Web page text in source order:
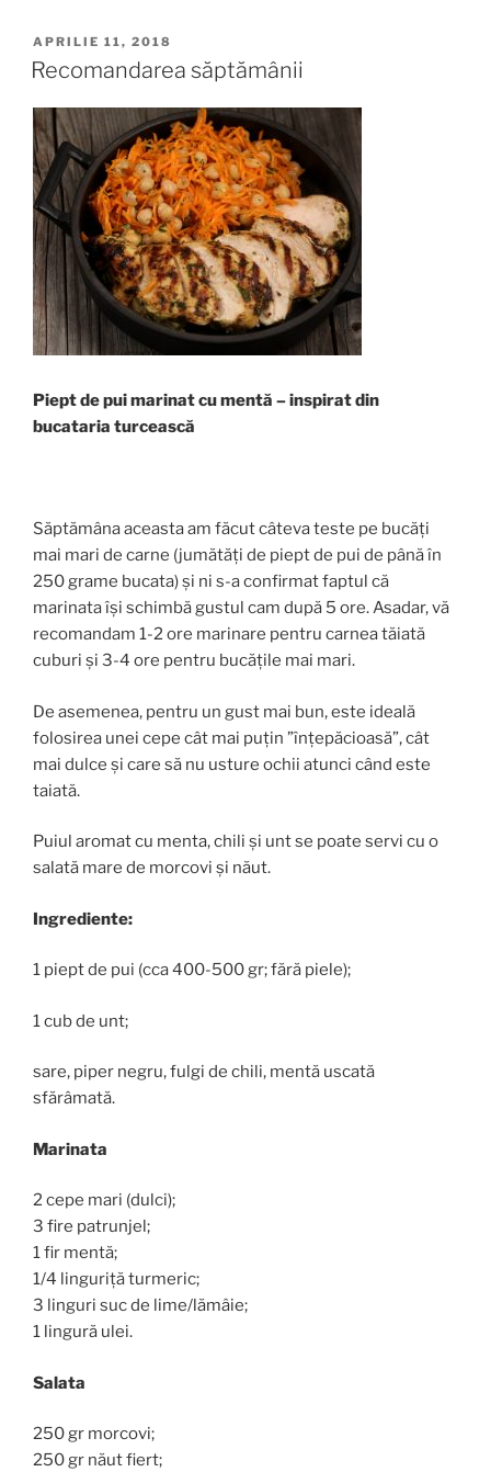
PUBLICAT
PE
APRILIE 11, 2018
Recomandarea săptămânii
Piept de pui marinat cu mentă –inspirat din
bucataria turcească
Săptămâna aceasta am făcut câteva teste pe bucăți
mai mari de carne (jumătăți de piept de pui de până în
250 grame bucata) și ni s-a confirmat faptul că
marinata își schimbă gustul cam după 5 ore. Asadar, vă
recomandam 1-2 ore marinare pentru carnea tăiată
cuburi și 3-4 ore pentru bucățile mai mari.
De asemenea, pentru un gust mai bun, este ideală
folosirea unei cepe cât mai puțin ”înțepăcioasă”, cât
mai dulce și care să nu usture ochii atunci când este
taiată.
Puiul aromat cu menta, chili și unt se poate servi cu o
salată mare de morcovi și năut.
Ingrediente:
1 piept de pui (cca 400-500 gr; fără piele);
1 cub de unt;
sare, piper negru, fulgi de chili, mentă uscată
sfărâmată.
Marinata
2 cepe mari (dulci);
3 fire patrunjel;
1 fir mentă;
1/4 linguriță turmeric;
3 linguri suc de lime/lămâie;
1 lingură ulei.
Salata
250 gr morcovi;
250 gr năut fiert;